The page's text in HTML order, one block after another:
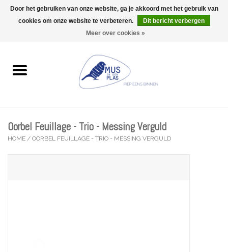
0 Artikelen - €0,00
Wenskaarten
Lifestyle
Oorbel Feuillage - Trio - Messing Verguld
HOME / OORBEL FEUILLAGE - TRIO - MESSING VERGULD
Door het gebruiken van onze website, ga je akkoord met het gebruik van
cookies om onze website te verbeteren.
Dit bericht verbergen
Meer over cookies »
Wij zijn uitzonderlijk gesloten op Do 13/08